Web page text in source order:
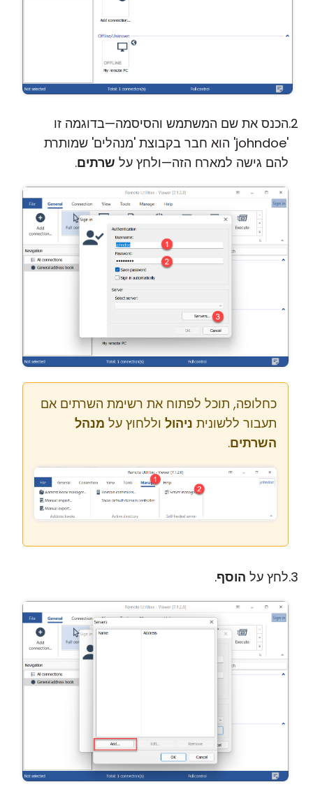
הכנס את שם המשתמש והסיסמה—בדוגמה זו
'johndoe' הוא חבר בקבוצת 'מנהלים' שמותרת
להם גישה למארח הזה—ולחץ על שרתים.
כחלופה, תוכל לפתוח את רשימת השרתים אם
תעבור ללשונית ניהול וללחוץ על מנהל
השרתים.
לחץ על הוסף.